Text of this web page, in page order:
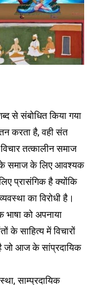
से संबोधित किया गया
करता है, वही संत
तत्कालीन समाज
समाज के लिए आवश्यक
प्रासंगिक है क्योंकि
का विरोधी है।
को अपनाया
के साहित्य में विचारों
है जो आज के सांप्रदायिक
साम्प्रदायिक